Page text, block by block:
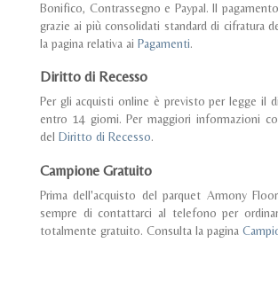
Bonifico, Contrassegno e Paypal. Il
grazie ai più consolidati standard di cifratura
la pagina relativa ai Pagamenti.
Diritto di Recesso
Per gli acquisti online è previsto per legge il
entro 14 giorni. Per maggiori informazioni
del Diritto di Recesso.
Campione Gratuito
Prima dell'acquisto del parquet Armony
sempre di contattarci al telefono per
totalmente gratuito. Consulta la pagina